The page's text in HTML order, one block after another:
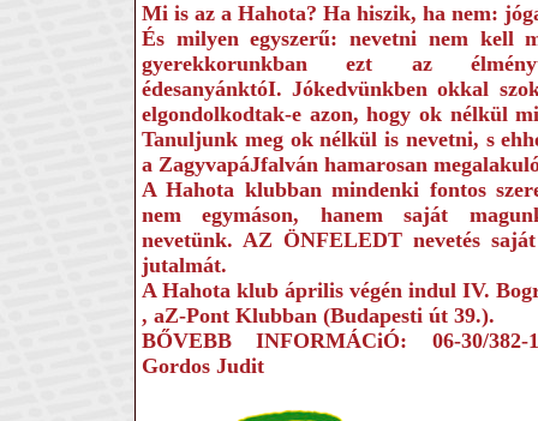
Mi is az a Hahota? Ha hi­szik, ha nem:
És milyen egyszerű: ne­vetni nem kell
gyerekkorunkban ezt az
édesanyánktóI. Jókedvünk­ben okkal
elgondolkodtak-e azon, hogy ok nélkül
Tanuljunk meg ok nélkül is nevetni, s
a ZagyvapáJfalván hamarosan
A Hahota klub­ban mindenki fontos
nem egymá­son, hanem saját
nevetünk. AZ ÖNFELEDT nevetés
jutalmát.
A Hahota klub április vé­gén indul IV.
, aZ-Pont Klubban (Buda­pesti út 39.).
BŐVEBB INFORMÁCiÓ: 06-30/382-
Gordos Judit